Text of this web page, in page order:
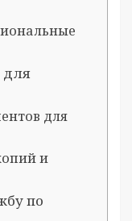
для
для
и
по